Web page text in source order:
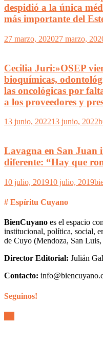
despidió a la única
más importante del
27 marzo, 202027 marzo,
Cecilia Juri:»OSEP
bioquímicas,
las oncológicas por
a los proveedores y
13 junio, 202213 junio, 2022
Lavagna en San Juan
diferente: “Hay que
10 julio, 201910 julio, 2019
# Espíritu Cuyano
BienCuyano es el espacio
institucional, política, social,
de Cuyo (Mendoza, San
Director Editorial: Julián
Contacto:
Seguinos!